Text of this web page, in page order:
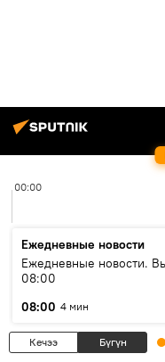
00:00
Ежедневные новости
Ежедневные новости.
08:00
08:00 4 мин
Кечээ Бүгүн